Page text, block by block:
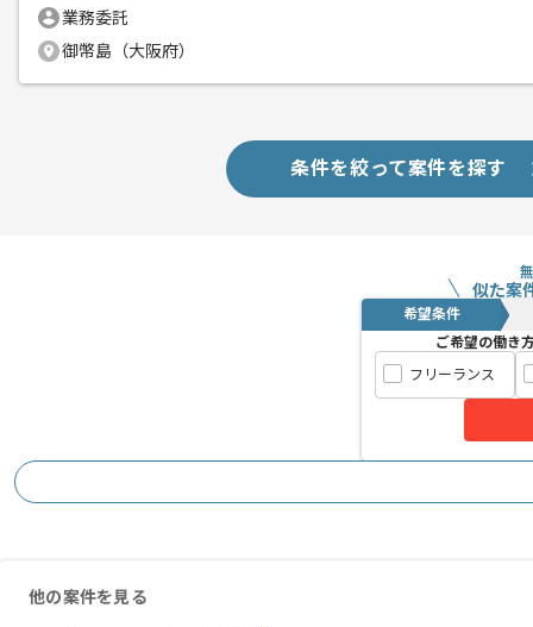
業務委託
御幣島（大阪府）
条件を絞って案件を探す
似た案
希望条件
ご希望の働き
フリーランス
他の案件を見る